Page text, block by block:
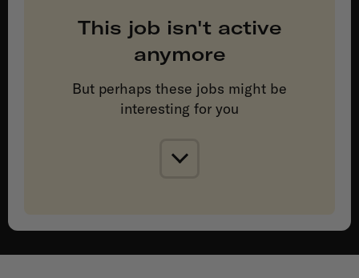
This job isn't active
anymore
But perhaps these jobs might be
interesting for you